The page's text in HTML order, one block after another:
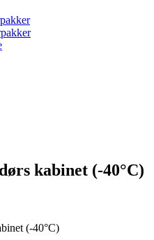
kabinet (-40°C)
(-40°C)